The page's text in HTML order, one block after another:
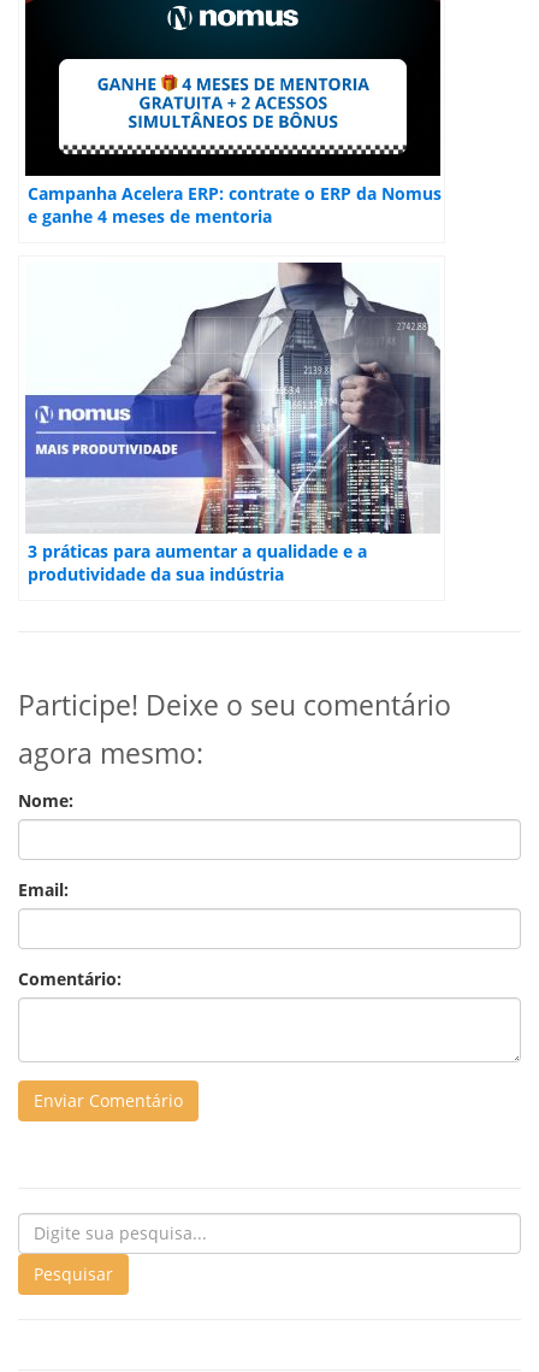
Campanha Acelera ERP: contrate o ERP da Nomus
e ganhe 4 meses de mentoria
3 práticas para aumentar a qualidade e a
produtividade da sua indústria
Participe! Deixe o seu comentário
agora mesmo:
Nome:
Email:
Comentário: